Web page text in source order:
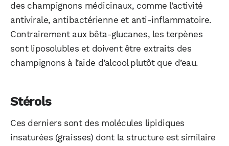
des champignons médicinaux, comme l’activité
antivirale, antibactérienne et anti-inflammatoire.
Contrairement aux bêta-glucanes, les terpènes
sont liposolubles et doivent être extraits des
champignons à l’aide d’alcool plutôt que d’eau.
Stérols
Ces derniers sont des molécules lipidiques
insaturées (graisses) dont la structure est similaire